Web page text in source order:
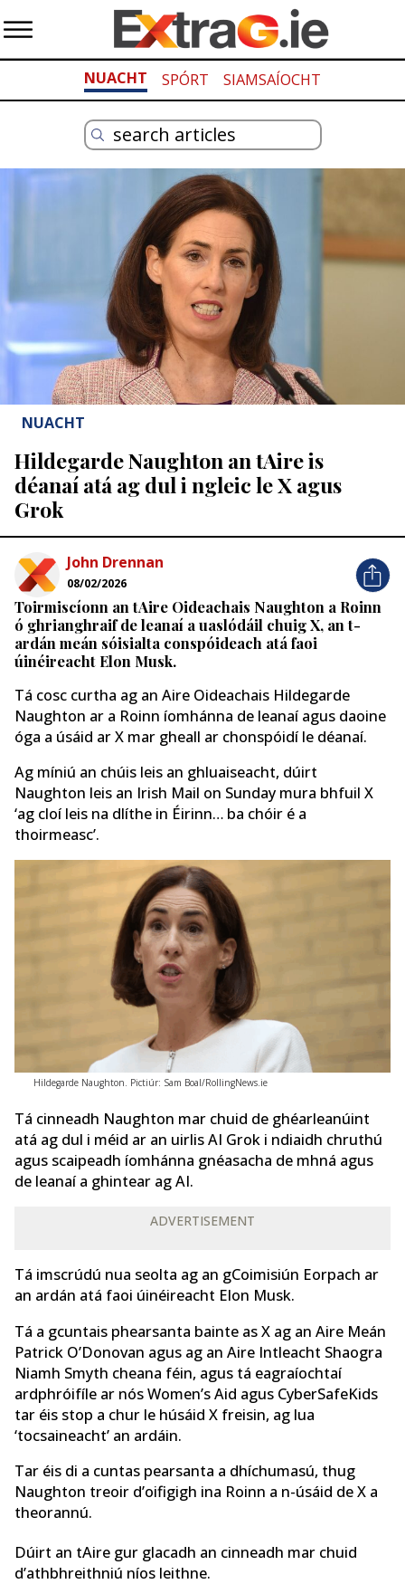
NUACHT SPÓRT SIAMSAÍOCHT
NUACHT
Hildegarde Naughton an tAire is
déanaí atá ag dul i ngleic le X agus
Grok
John Drennan
08/02/2026
Toirmiscíonn an tAire Oideachais Naughton a Roinn
ó ghrianghraif de leanaí a uaslódáil chuig X, an t-
ardán meán sóisialta conspóideach atá faoi
úinéireacht Elon Musk.
Tá cosc curtha ag an Aire Oideachais Hildegarde
Naughton ar a Roinn íomhánna de leanaí agus daoine
óga a úsáid ar X mar gheall ar chonspóidí le déanaí.
Ag míniú an chúis leis an ghluaiseacht, dúirt
Naughton leis an Irish Mail on Sunday mura bhfuil X
‘ag cloí leis na dlíthe in Éirinn… ba chóir é a
thoirmeasc’.
Hildegarde Naughton. Pictiúr: Sam Boal/RollingNews.ie
Tá cinneadh Naughton mar chuid de ghéarleanúint
atá ag dul i méid ar an uirlis AI Grok i ndiaidh chruthú
agus scaipeadh íomhánna gnéasacha de mhná agus
de leanaí a ghintear ag AI.
ADVERTISEMENT
Tá imscrúdú nua seolta ag an gCoimisiún Eorpach ar
an ardán atá faoi úinéireacht Elon Musk.
Tá a gcuntais phearsanta bainte as X ag an Aire Meán
Patrick O’Donovan agus ag an Aire Intleacht Shaogra
Niamh Smyth cheana féin, agus tá eagraíochtaí
ardphróifíle ar nós Women’s Aid agus CyberSafeKids
tar éis stop a chur le húsáid X freisin, ag lua
‘tocsaineacht’ an ardáin.
Tar éis di a cuntas pearsanta a dhíchumasú, thug
Naughton treoir d’oifigigh ina Roinn a n-úsáid de X a
theorannú.
Dúirt an tAire gur glacadh an cinneadh mar chuid
d’athbhreithniú níos leithne.